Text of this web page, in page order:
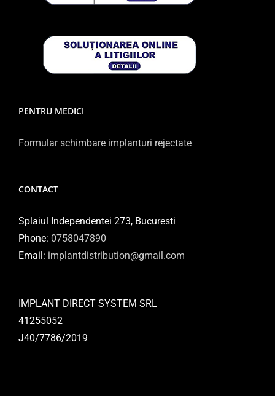
PENTRU MEDICI
Formular schimbare implanturi rejectate
CONTACT
Splaiul Independentei 273, Bucuresti
Phone: 0758047890
Email: implantdistribution@gmail.com
IMPLANT DIRECT SYSTEM SRL
41255052
J40/7786/2019